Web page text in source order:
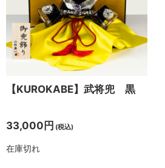
【KUROKABE】武将兜 黒
33,000円 (税込)
在庫切れ